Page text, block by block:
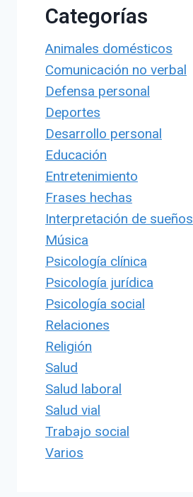
Categorías
Animales domésticos
Comunicación no verbal
Defensa personal
Deportes
Desarrollo personal
Educación
Entretenimiento
Frases hechas
Interpretación de sueños
Música
Psicología clínica
Psicología jurídica
Psicología social
Relaciones
Religión
Salud
Salud laboral
Salud vial
Trabajo social
Varios